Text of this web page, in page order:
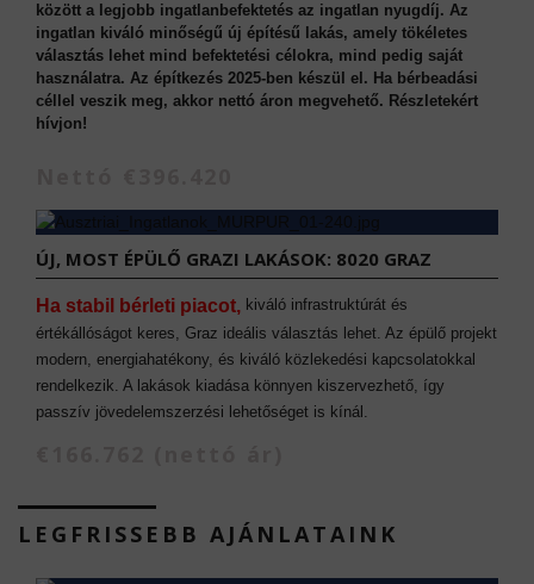
között a legjobb ingatlanbefektetés az ingatlan nyugdíj. Az
ingatlan kiváló minőségű új építésű lakás, amely tökéletes
választás lehet mind befektetési célokra, mind pedig saját
használatra. Az építkezés 2025-ben készül el. Ha bérbeadási
céllel veszik meg, akkor nettó áron megvehető. Részletekért
hívjon!
ÚJ, MOST ÉPÜLŐ GRAZI LAKÁSOK: 8020 GRAZ
Ha stabil bérleti piacot, kiváló infrastruktúrát és
értékállóságot keres, Graz ideális választás lehet. Az épülő projekt
modern, energiahatékony, és kiváló közlekedési kapcsolatokkal
rendelkezik. A lakások kiadása könnyen kiszervezhető, így
passzív jövedelemszerzési lehetőséget is kínál.
LEGFRISSEBB AJÁNLATAINK